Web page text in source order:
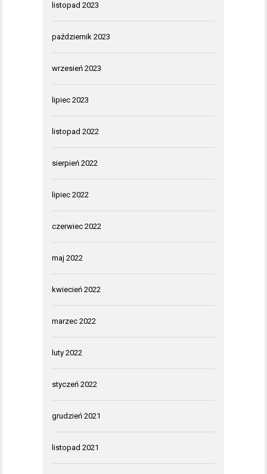
listopad 2023
październik 2023
wrzesień 2023
lipiec 2023
listopad 2022
sierpień 2022
lipiec 2022
czerwiec 2022
maj 2022
kwiecień 2022
marzec 2022
luty 2022
styczeń 2022
grudzień 2021
listopad 2021